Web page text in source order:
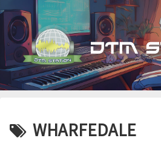
WHARFEDALE